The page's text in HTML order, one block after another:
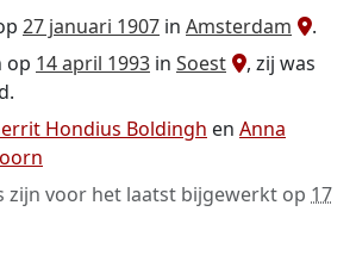
27 januari 1907 in Amsterdam
.
op 14 april 1993 in Soest
, zij was
Hondius Boldingh en Anna
zijn voor het laatst bijgewerkt op 17